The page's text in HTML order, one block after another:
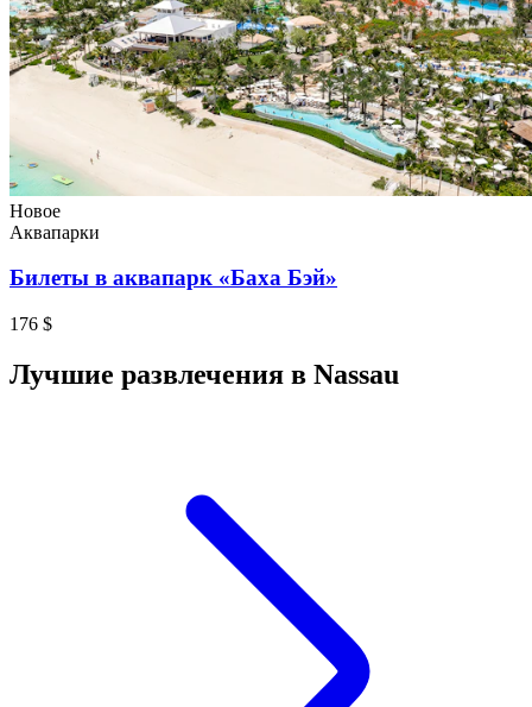
Новое
Аквапарки
Билеты в аквапарк «Баха Бэй»
176 $
Лучшие развлечения в Nassau